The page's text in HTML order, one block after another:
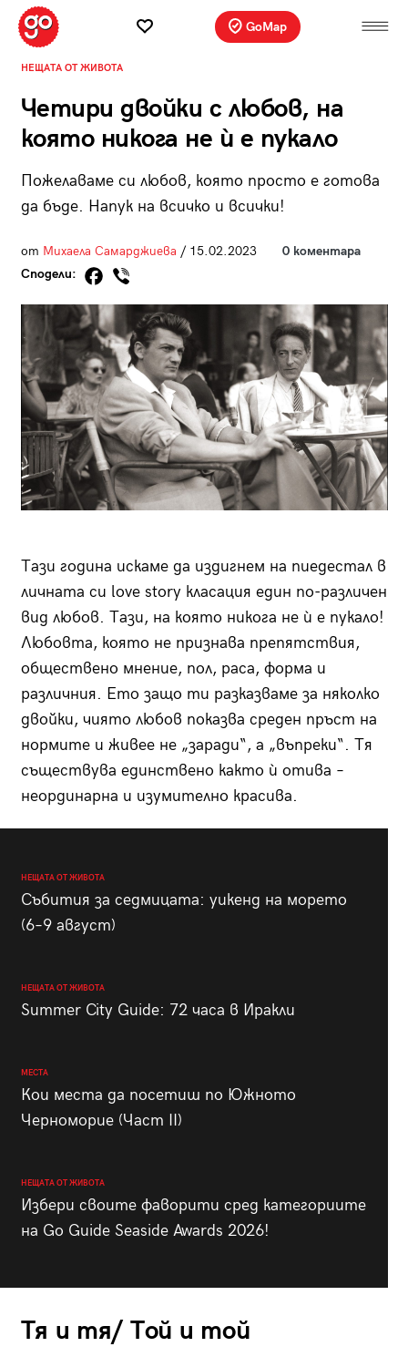
GoMap
НЕЩАТА ОТ ЖИВОТА
Четири двойки с любов, на
която никога не ѝ е пукало
Пожелаваме си любов, която просто е готова
да бъде. Напук на всичко и всички!
от Михаела Самарджиева / 15.02.2023
0 коментара
Сподели:
Тази година искаме да издигнем на пиедестал в
личната си love story класация един по-различен
вид любов. Тази, на която никога не ù е пукало!
Любовта, която не признава препятствия,
обществено мнение, пол, раса, форма и
различния. Ето защо ти разказваме за няколко
двойки, чиято любов показва среден пръст на
нормите и живее не „заради“, а „въпреки“. Тя
съществува единствено както ù отива –
неординарна и изумително красива.
НЕЩАТА ОТ ЖИВОТА
Събития за седмицата: уикенд на морето
(6–9 август)
НЕЩАТА ОТ ЖИВОТА
Summer City Guide: 72 часа в Иракли
МЕСТА
Кои места да посетиш по Южното
Черноморие (Част II)
НЕЩАТА ОТ ЖИВОТА
Избери своите фаворити сред категориите
на Go Guide Seaside Awards 2026!
Тя и тя/ Той и той